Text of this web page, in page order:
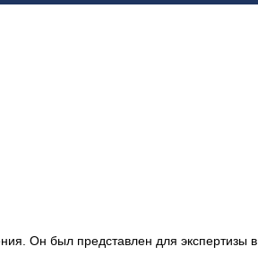
Он был представлен для экспертизы в